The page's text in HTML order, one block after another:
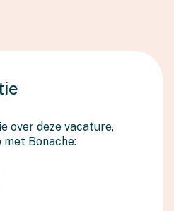
over deze vacature,
Bonache: